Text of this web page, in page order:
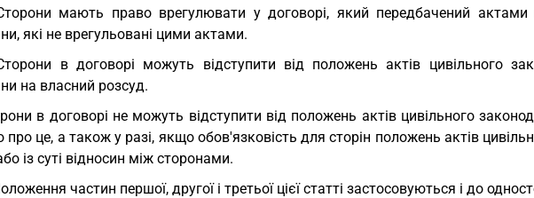
мають право врегулювати у договорі, який передбачений актами
які не врегульовані цими актами.
в договорі можуть відступити від положень актів цивільного
на власний розсуд.
в договорі не можуть відступити від положень актів цивільного
про це, а також у разі, якщо обов'язковість для сторін положень актів
із суті відносин між сторонами.
частин першої, другої і третьої цієї статті застосовуються і до